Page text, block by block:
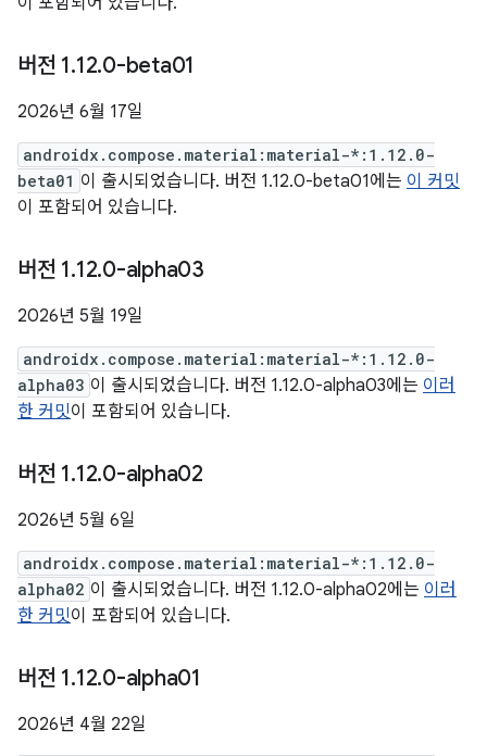
버전 1.12.0-beta01
2026년 6월 17일
androidx.compose.material:material-*:1.12.0-
beta01 이 출시되었습니다. 버전 1.12.0-beta01에는 이 커밋
이 포함되어 있습니다.
버전 1.12.0-alpha03
2026년 5월 19일
androidx.compose.material:material-*:1.12.0-
alpha03 이 출시되었습니다. 버전 1.12.0-alpha03에는 이러
한 커밋이 포함되어 있습니다.
버전 1.12.0-alpha02
2026년 5월 6일
androidx.compose.material:material-*:1.12.0-
alpha02 이 출시되었습니다. 버전 1.12.0-alpha02에는 이러
한 커밋이 포함되어 있습니다.
버전 1.12.0-alpha01
2026년 4월 22일